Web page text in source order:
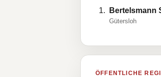
Bertelsmann
Gütersloh
ÖFFENTLICHE